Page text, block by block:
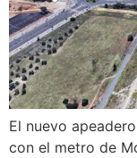
El nuevo
con el metro de